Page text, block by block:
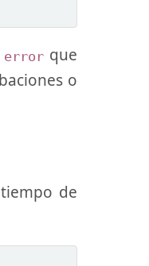
error que
o
de